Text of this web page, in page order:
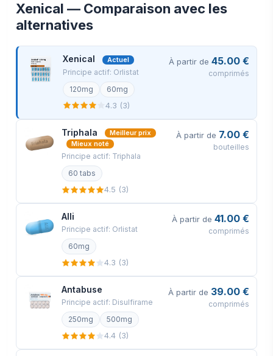
Vue de face
Vue arrière
Votre commande sera emballée en toute
sécurité et expédiée sous 24 heures. Voici
exactement à quoi ressemblera votre colis
(images d'un article réel envoyé). Il a la
taille et l'apparence d'une lettre privée
ordinaire (9,4x4,3x0,3 pouces ou
24x11x0,7 cm) et son contenu ne peut
pas être vu.
Xenical — Comparaison avec les
alternatives
Xenical Actuel
Principe actif: Orlistat
120mg
60mg
À partir de 45.00 €
comprimés
4.3 (3)
Triphala
Meilleur prix
Mieux noté
Principe actif: Triphala
60 tabs
À partir de 7.00 €
bouteilles
4.5 (3)
Alli
Principe actif: Orlistat
60mg
À partir de 41.00 €
comprimés
4.3 (3)
Antabuse
Principe actif: Disulfirame
250mg
500mg
À partir de 39.00 €
comprimés
4.4 (3)